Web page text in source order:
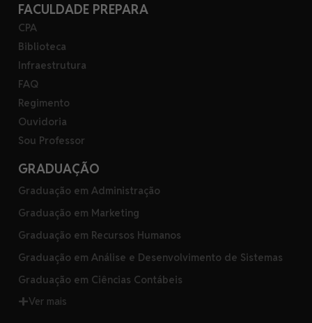
FACULDADE PREPARA
CPA
Biblioteca
Infraestrutura
FAQ
Regimento
Ouvidoria
Sou Professor
GRADUAÇÃO
Graduação em Administração
Graduação em Marketing
Graduação em Recursos Humanos
Graduação em Análise e Desenvolvimento de Sistemas
Graduação em Ciências Contábeis
Ver mais